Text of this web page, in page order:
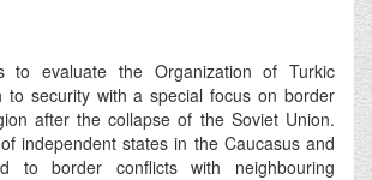
to evaluate the Organization of Turkic
to security with a special focus on border
after the collapse of the Soviet Union.
independent states in the Caucasus and
to border conflicts with neighbouring